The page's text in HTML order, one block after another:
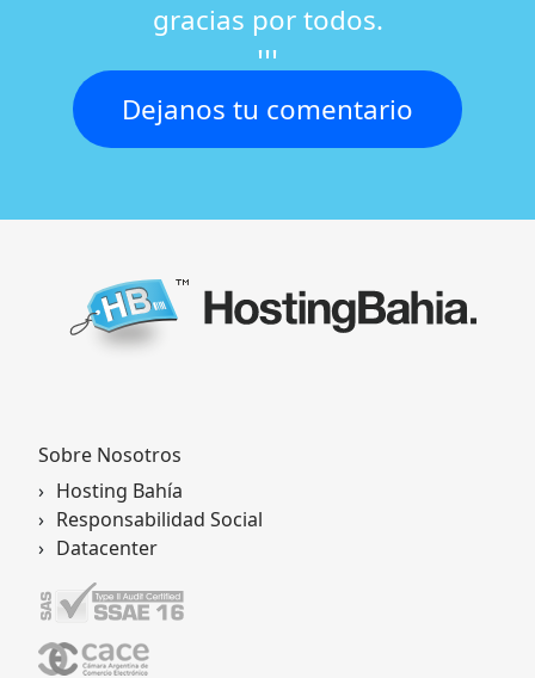
gracias por todos.
!!!
Dejanos tu comentario
Sobre Nosotros
Hosting Bahía
Responsabilidad Social
Datacenter